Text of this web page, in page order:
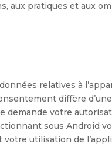
aux pratiques et aux
relatives à
diffère
demande votre
sous Android
utilisation de